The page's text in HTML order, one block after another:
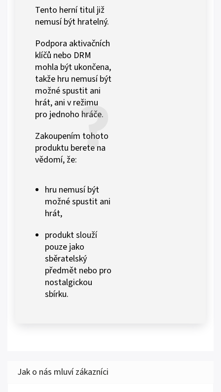
Tento herní titul již
nemusí být hratelný.
Podpora aktivačních
klíčů nebo DRM
mohla být ukončena,
takže hru nemusí být
možné spustit ani
hrát, ani v režimu
pro jednoho hráče.
Zakoupením tohoto
produktu berete na
vědomí, že:
hru nemusí být
možné spustit ani
hrát,
produkt slouží
pouze jako
sběratelský
předmět nebo pro
nostalgickou
sbírku.